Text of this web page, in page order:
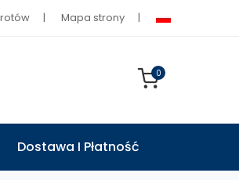
Mapa strony
0
Dostawa I Płatność